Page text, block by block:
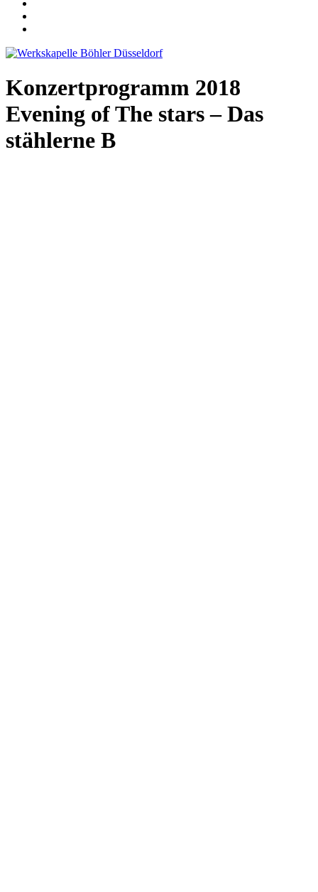
Konzertprogramm 2018
Evening of The stars – Das
stählerne B